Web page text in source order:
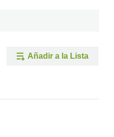
Añadir a la Lista